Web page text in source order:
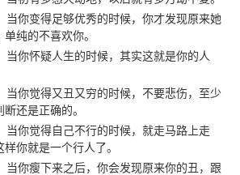
当你变得足够优秀的时候，你才发现原来她
单纯的不喜欢你。
当你怀疑人生的时候，其实这就是你的人
当你觉得又丑又穷的时候，不要悲伤，至少
断还是正确的。
当你觉得自己不行的时候，就走马路上走
样你就是一个行人了。
当你瘦下来之后，你会发现原来你的丑，跟